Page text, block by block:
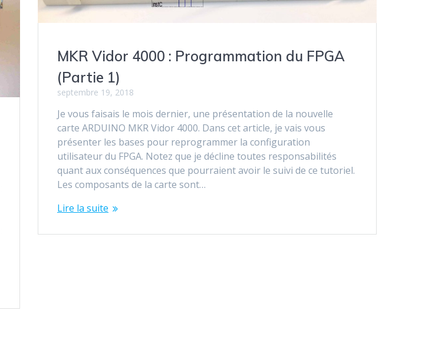
MKR Vidor 4000 : Programmation du FPGA
(Partie 1)
septembre 19, 2018
Je vous faisais le mois dernier, une présentation de la nouvelle
carte ARDUINO MKR Vidor 4000. Dans cet article, je vais vous
présenter les bases pour reprogrammer la configuration
utilisateur du FPGA. Notez que je décline toutes responsabilités
quant aux conséquences que pourraient avoir le suivi de ce tutoriel.
Les composants de la carte sont…
Lire la suite